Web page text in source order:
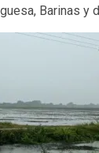
Barinas y